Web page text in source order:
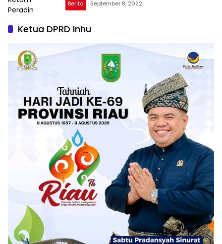
Berita September 8, 2022
Ketua DPRD Inhu